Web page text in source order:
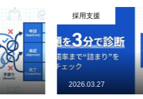
採用支援
2026.03.27